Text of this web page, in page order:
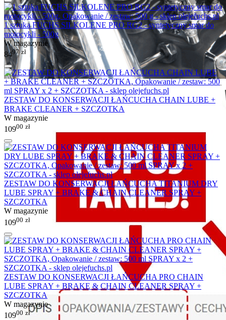
1 sztuka FUCHS SILKOLENE PRO RG2 - syntetyczny smar do
motocykli - 500g
W magazynie
8497 zł
ZESTAW DO KONSERWACJI ŁAŃCUCHA CHAIN LUBE +
BRAKE CLEANER + SZCZOTKA
W magazynie
10900 zł
ZESTAW DO KONSERWACJI ŁAŃCUCHA TITANIUM DRY
LUBE SPRAY + BRAKE & CHAIN CLEANER SPRAY +
SZCZOTKA
W magazynie
10900 zł
ZESTAW DO KONSERWACJI ŁAŃCUCHA PRO CHAIN
LUBE SPRAY + BRAKE & CHAIN CLEANER SPRAY +
SZCZOTKA
W magazynie
10900 zł